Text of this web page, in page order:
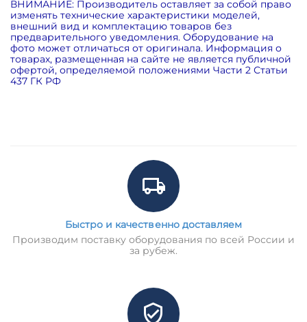
ВНИМАНИЕ: Производитель оставляет за собой право
изменять технические характеристики моделей,
внешний вид и комплектацию товаров без
предварительного уведомления. Оборудование на
фото может отличаться от оригинала. Информация о
товарах, размещенная на сайте не является публичной
офертой, определяемой положениями Части 2 Статьи
437 ГК РФ
Быстро и качественно доставляем
Производим поставку оборудования по всей России и
за рубеж.